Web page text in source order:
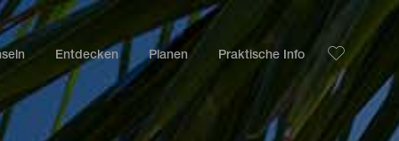
Entdecken Planen Praktische Info